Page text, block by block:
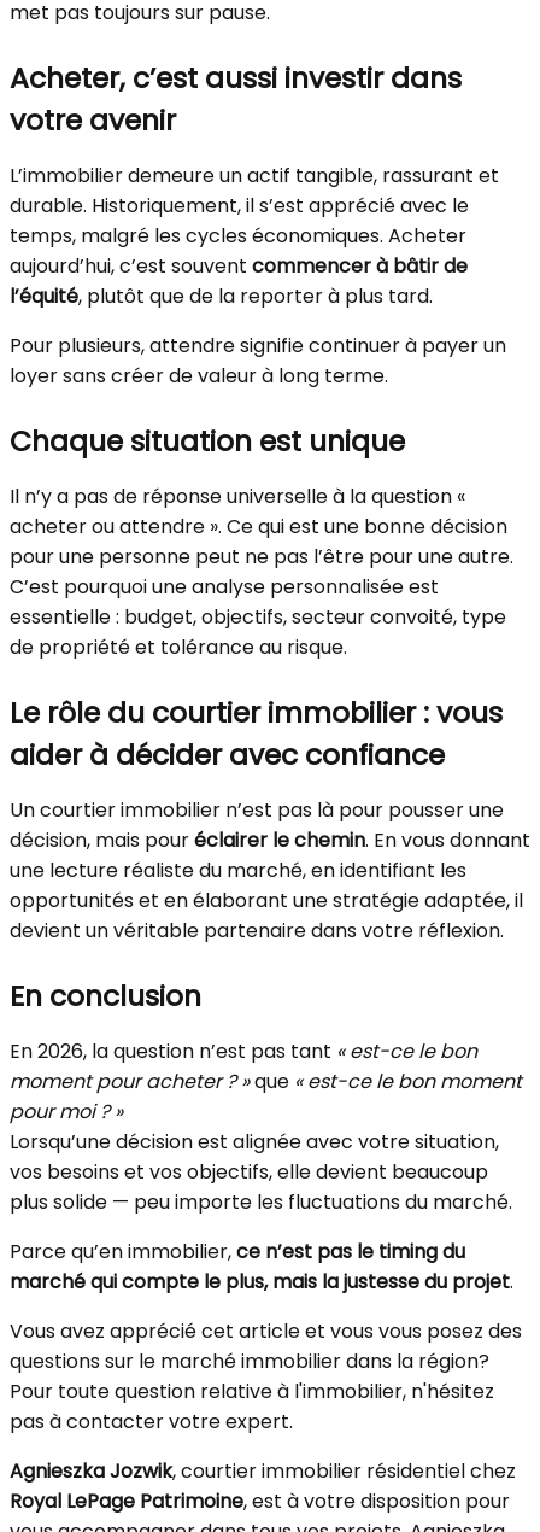
met pas toujours sur pause.
Acheter, c’est aussi investir dans
votre avenir
L’immobilier demeure un actif tangible, rassurant et
durable. Historiquement, il s’est apprécié avec le
temps, malgré les cycles économiques. Acheter
aujourd’hui, c’est souvent commencer à bâtir de
l’équité, plutôt que de la reporter à plus tard.
Pour plusieurs, attendre signifie continuer à payer un
loyer sans créer de valeur à long terme.
Chaque situation est unique
Il n’y a pas de réponse universelle à la question «
acheter ou attendre ». Ce qui est une bonne décision
pour une personne peut ne pas l’être pour une autre.
C’est pourquoi une analyse personnalisée est
essentielle : budget, objectifs, secteur convoité, type
de propriété et tolérance au risque.
Le rôle du courtier immobilier : vous
aider à décider avec confiance
Un courtier immobilier n’est pas là pour pousser une
décision, mais pouréclairer le chemin. En vous donnant
une lecture réaliste du marché, en identifiant les
opportunités et en élaborant une stratégie adaptée, il
devient un véritable partenaire dans votre réflexion.
En conclusion
En 2026, la question n’est pas tant « est-ce le bon
moment pour acheter ? »que « est-ce le bon moment
pour moi ? »
Lorsqu’une décision est alignée avec votre situation,
vos besoins et vos objectifs, elle devient beaucoup
plus solide — peu importe les fluctuations du marché.
Parce qu’en immobilier,ce n’est pas le timing du
marché qui compte le plus, mais la justesse du projet.
Vous avez apprécié cet article et vous vous posez des
questions sur le marché immobilier dans la région?
Pour toute question relative à l'immobilier, n'hésitez
pas à contacter votre expert.
Agnieszka Jozwik, courtier immobilier résidentiel chez
Royal LePage Patrimoine, est à votre disposition pour